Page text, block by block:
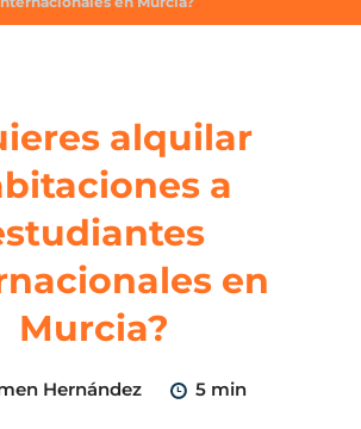
alquilar
a
en
Murcia?
Hernández 5 min